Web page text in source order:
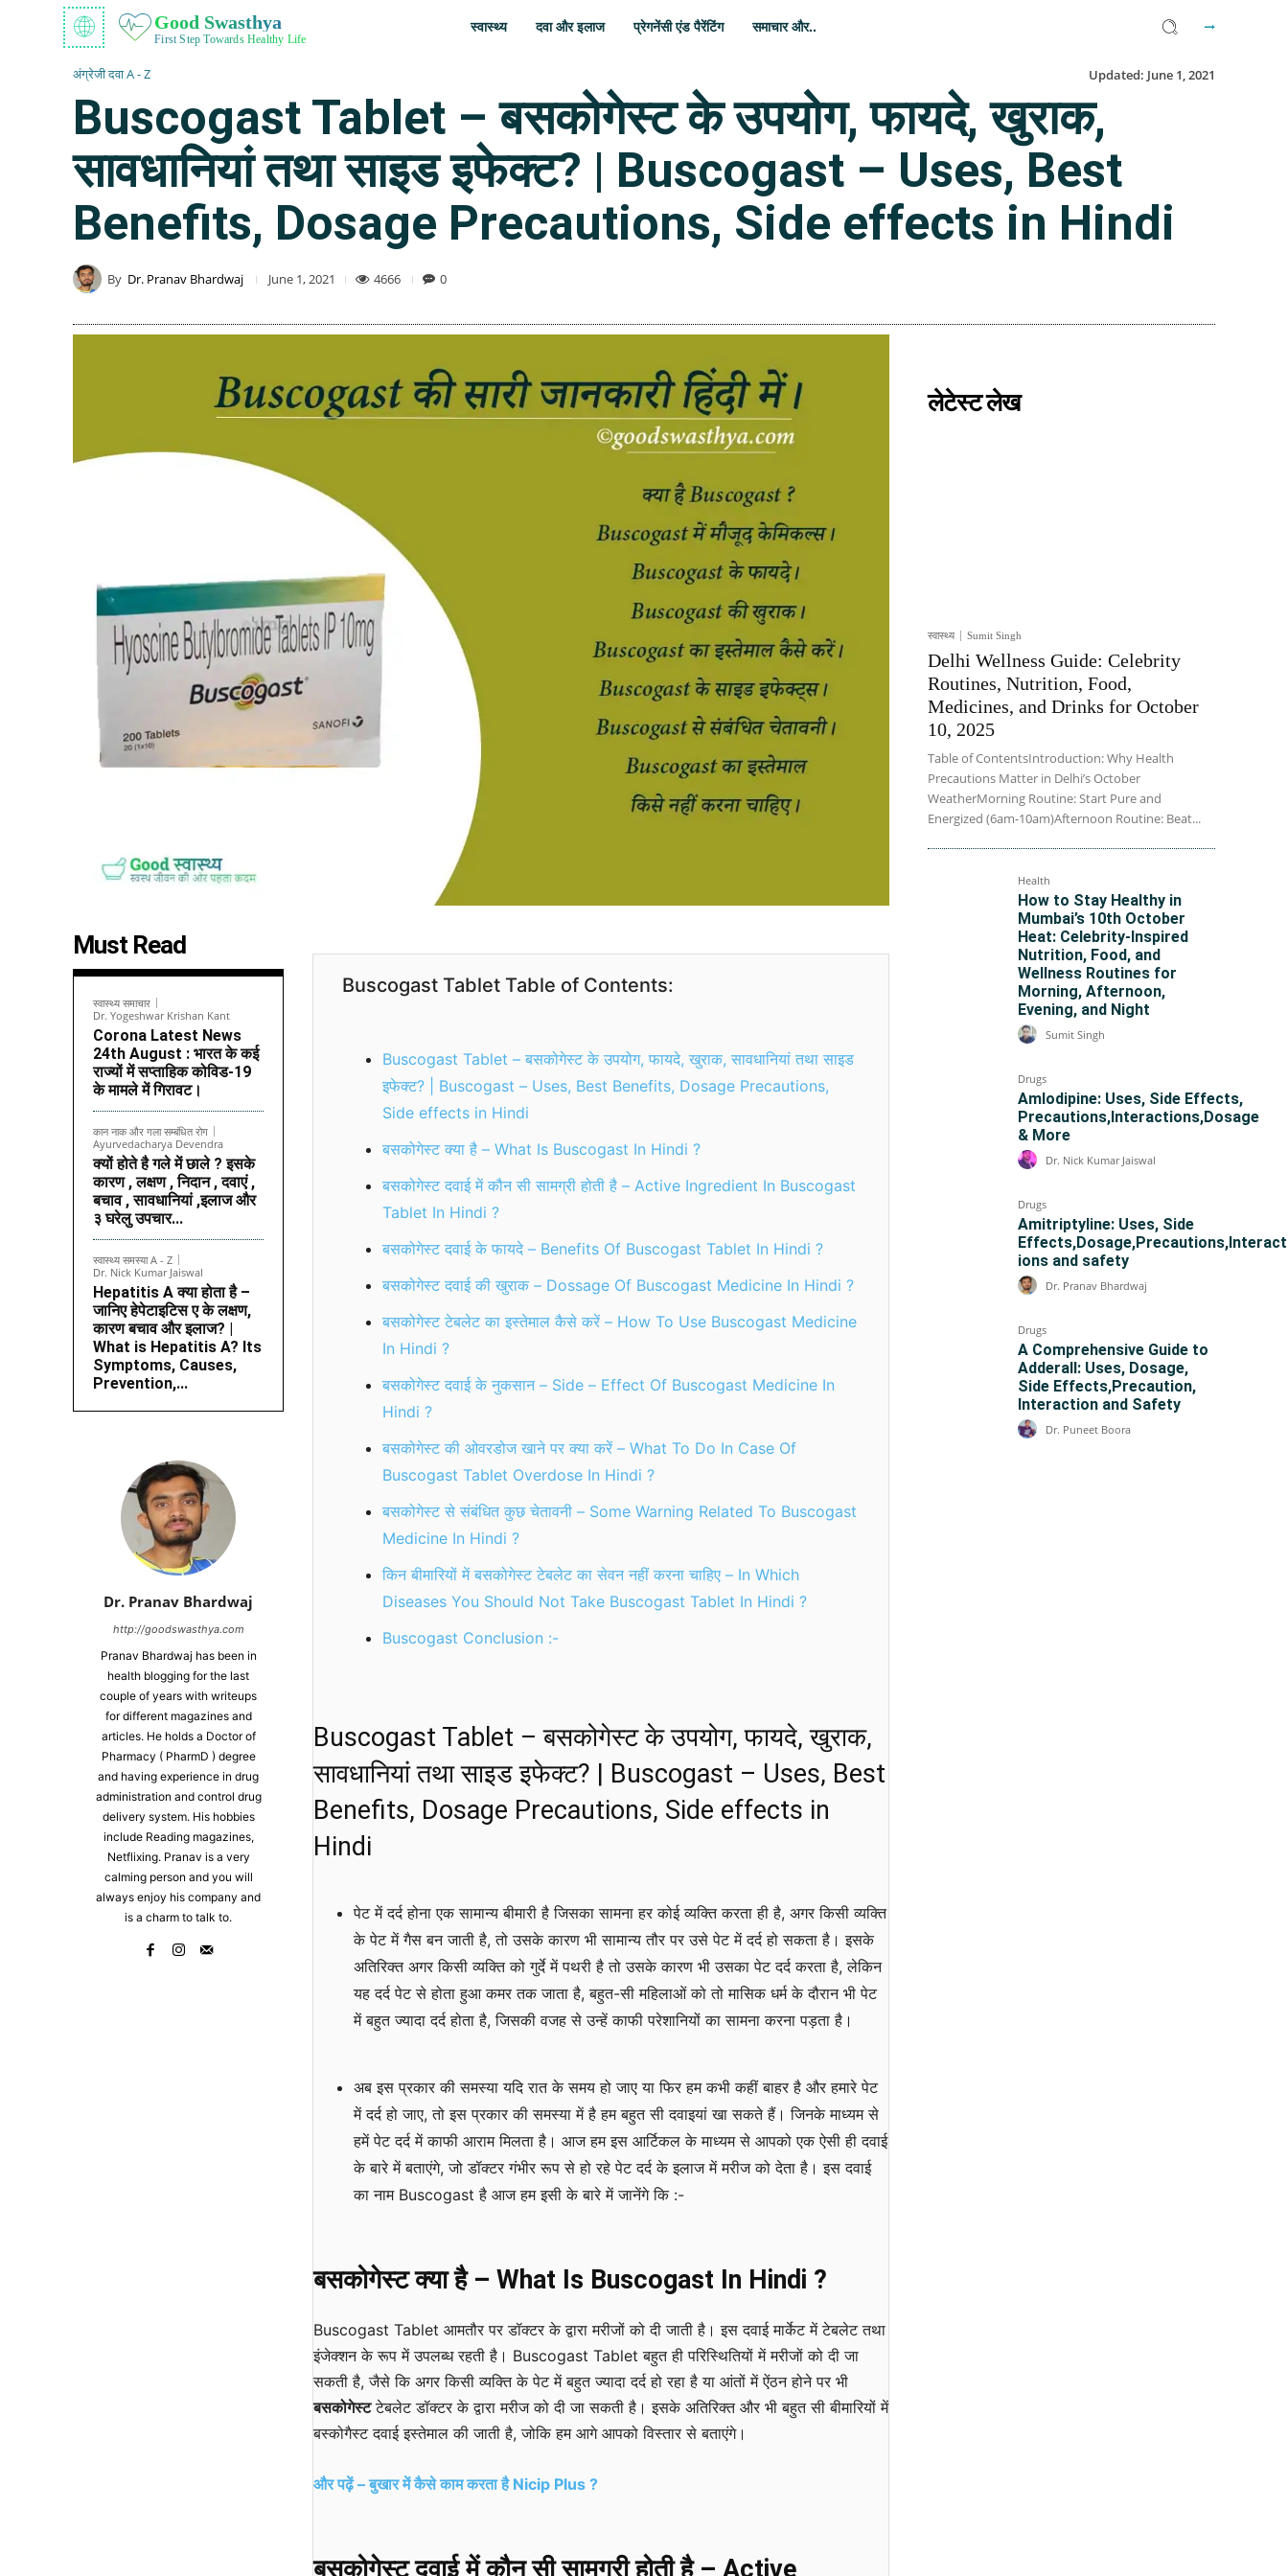
Good Swasthya
First Step Towards Healthy Life
स्वास्थ्य दवा और इलाज प्रेगनेंसी एंड पैरेंटिंग समाचार और..
अंग्रेजी दवा A - Z Updated: June 1, 2021
Buscogast Tablet – बसकोगेस्ट के उपयोग, फायदे, खुराक,
सावधानियां तथा साइड इफेक्ट? | Buscogast – Uses, Best
Benefits, Dosage Precautions, Side effects in Hindi
By Dr. Pranav Bhardwaj June 1, 2021 4666 0
Must Read
स्वास्थ्य समाचार
Dr. Yogeshwar Krishan Kant
Corona Latest News
24th August : भारत के कई
राज्यों में सप्ताहिक कोविड-19
के मामले में गिरावट।
कान नाक और गला सम्बंधित रोग
Ayurvedacharya Devendra
क्यों होते है गले में छाले ? इसके
कारण , लक्षण , निदान , दवाएं ,
बचाव , सावधानियां ,इलाज और
३ घरेलु उपचार...
स्वास्थ्य समस्या A - Z
Dr. Nick Kumar Jaiswal
Hepatitis A क्या होता है –
जानिए हेपेटाइटिस ए के लक्षण,
कारण बचाव और इलाज? |
What is Hepatitis A? Its
Symptoms, Causes,
Prevention,...
Dr. Pranav Bhardwaj
http://goodswasthya.com
Pranav Bhardwaj has been in
health blogging for the last
couple of years with writeups
for different magazines and
articles. He holds a Doctor of
Pharmacy ( PharmD ) degree
and having experience in drug
administration and control drug
delivery system. His hobbies
include Reading magazines,
Netflixing. Pranav is a very
calming person and you will
always enjoy his company and
is a charm to talk to.
Buscogast Tablet Table of Contents:
Buscogast Tablet – बसकोगेस्ट के उपयोग, फायदे, खुराक, सावधानियां तथा साइड
इफेक्ट? | Buscogast – Uses, Best Benefits, Dosage Precautions,
Side effects in Hindi
बसकोगेस्ट क्या है – What Is Buscogast In Hindi ?
बसकोगेस्ट दवाई में कौन सी सामग्री होती है – Active Ingredient In Buscogast
Tablet In Hindi ?
बसकोगेस्ट दवाई के फायदे – Benefits Of Buscogast Tablet In Hindi ?
बसकोगेस्ट दवाई की खुराक – Dossage Of Buscogast Medicine In Hindi ?
बसकोगेस्ट टेबलेट का इस्तेमाल कैसे करें – How To Use Buscogast Medicine
In Hindi ?
बसकोगेस्ट दवाई के नुकसान – Side – Effect Of Buscogast Medicine In
Hindi ?
बसकोगेस्ट की ओवरडोज खाने पर क्या करें – What To Do In Case Of
Buscogast Tablet Overdose In Hindi ?
बसकोगेस्ट से संबंधित कुछ चेतावनी – Some Warning Related To Buscogast
Medicine In Hindi ?
किन बीमारियों में बसकोगेस्ट टेबलेट का सेवन नहीं करना चाहिए – In Which
Diseases You Should Not Take Buscogast Tablet In Hindi ?
Buscogast Conclusion :-
Buscogast Tablet – बसकोगेस्ट के उपयोग, फायदे, खुराक,
सावधानियां तथा साइड इफेक्ट? | Buscogast – Uses, Best
Benefits, Dosage Precautions, Side effects in
Hindi
पेट में दर्द होना एक सामान्य बीमारी है जिसका सामना हर कोई व्यक्ति करता ही है, अगर किसी व्यक्ति
के पेट में गैस बन जाती है, तो उसके कारण भी सामान्य तौर पर उसे पेट में दर्द हो सकता है। इसके
अतिरिक्त अगर किसी व्यक्ति को गुर्दे में पथरी है तो उसके कारण भी उसका पेट दर्द करता है, लेकिन
यह दर्द पेट से होता हुआ कमर तक जाता है, बहुत-सी महिलाओं को तो मासिक धर्म के दौरान भी पेट
में बहुत ज्यादा दर्द होता है, जिसकी वजह से उन्हें काफी परेशानियों का सामना करना पड़ता है।
अब इस प्रकार की समस्या यदि रात के समय हो जाए या फिर हम कभी कहीं बाहर है और हमारे पेट
में दर्द हो जाए, तो इस प्रकार की समस्या में है हम बहुत सी दवाइयां खा सकते हैं। जिनके माध्यम से
हमें पेट दर्द में काफी आराम मिलता है। आज हम इस आर्टिकल के माध्यम से आपको एक ऐसी ही दवाई
के बारे में बताएंगे, जो डॉक्टर गंभीर रूप से हो रहे पेट दर्द के इलाज में मरीज को देता है। इस दवाई
का नाम Buscogast है आज हम इसी के बारे में जानेंगे कि :-
बसकोगेस्ट क्या है – What Is Buscogast In Hindi ?
Buscogast Tablet आमतौर पर डॉक्टर के द्वारा मरीजों को दी जाती है। इस दवाई मार्केट में टेबलेट तथा
इंजेक्शन के रूप में उपलब्ध रहती है। Buscogast Tablet बहुत ही परिस्थितियों में मरीजों को दी जा
सकती है, जैसे कि अगर किसी व्यक्ति के पेट में बहुत ज्यादा दर्द हो रहा है या आंतों में ऐंठन होने पर भी
बसकोगेस्टटेबलेट डॉक्टर के द्वारा मरीज को दी जा सकती है। इसके अतिरिक्त और भी बहुत सी बीमारियों में
बस्कोगैस्ट दवाई इस्तेमाल की जाती है, जोकि हम आगे आपको विस्तार से बताएंगे।
और पढ़ें – बुखार में कैसे काम करता है Nicip Plus ?
बसकोगेस्टदवाई में कौन सी सामग्री होती है – Active
लेटेस्ट लेख
स्वास्थ्य Sumit Singh
Delhi Wellness Guide: Celebrity
Routines, Nutrition, Food,
Medicines, and Drinks for October
10, 2025
Table of ContentsIntroduction: Why Health
Precautions Matter in Delhi’s October
WeatherMorning Routine: Start Pure and
Energized (6am-10am)Afternoon Routine: Beat...
Health
How to Stay Healthy in
Mumbai’s 10th October
Heat: Celebrity-Inspired
Nutrition, Food, and
Wellness Routines for
Morning, Afternoon,
Evening, and Night
Sumit Singh
Drugs
Amlodipine: Uses, Side Effects,
Precautions,Interactions,Dosage
& More
Dr. Nick Kumar Jaiswal
Drugs
Amitriptyline: Uses, Side
Effects,Dosage,Precautions,Interact
ions and safety
Dr. Pranav Bhardwaj
Drugs
A Comprehensive Guide to
Adderall: Uses, Dosage,
Side Effects,Precaution,
Interaction and Safety
Dr. Puneet Boora